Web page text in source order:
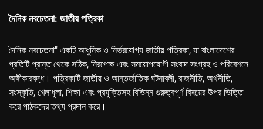
দৈনিক নবচেতনা: জাতীয় পত্রিকা
দৈনিক নবচেতনা" একটি আধুনিক ও নির্ভরযোগ্য জাতীয় পত্রিকা, যা বাংলাদেশের
প্রতিটি প্রান্ত থেকে সঠিক, নিরপেক্ষ এবং সময়োপযোগী সংবাদ সংগ্রহ ও পরিবেশনে
অঙ্গীকারবদ্ধ। পত্রিকাটি জাতীয় ও আন্তর্জাতিক ঘটনাবলী, রাজনীতি, অর্থনীতি,
সংস্কৃতি, খেলাধুলা, শিক্ষা এবং প্রযুক্তিসহ বিভিন্ন গুরুত্বপূর্ণ বিষয়ের উপর ভিত্তি
করে পাঠকদের তথ্য প্রদান করে।